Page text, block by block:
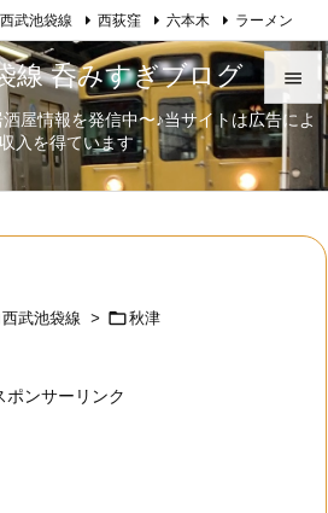
線 呑みすぎブログ
屋情報を発信中〜♪当サイトは広告によ
入を得ています


メニュ

西武池袋線 西荻窪 六本木 ラーメン
RSS Feedly
西武池袋線 > 秋津
ポンサーリンク